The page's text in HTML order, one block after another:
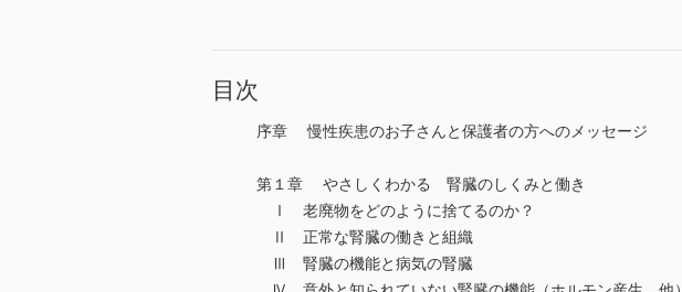
目次
序章 慢性疾患のお子さんと保護者の方へのメッセージ
第１章 やさしくわかる 腎臓のしくみと働き
Ⅰ 老廃物をどのように捨てるのか？
Ⅱ 正常な腎臓の働きと組織
Ⅲ 腎臓の機能と病気の腎臓